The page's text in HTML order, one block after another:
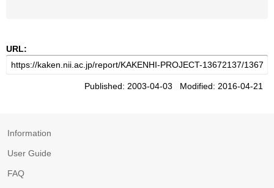
URL:
Published: 2003-04-03 Modified: 2016-04-21
Information
User Guide
FAQ